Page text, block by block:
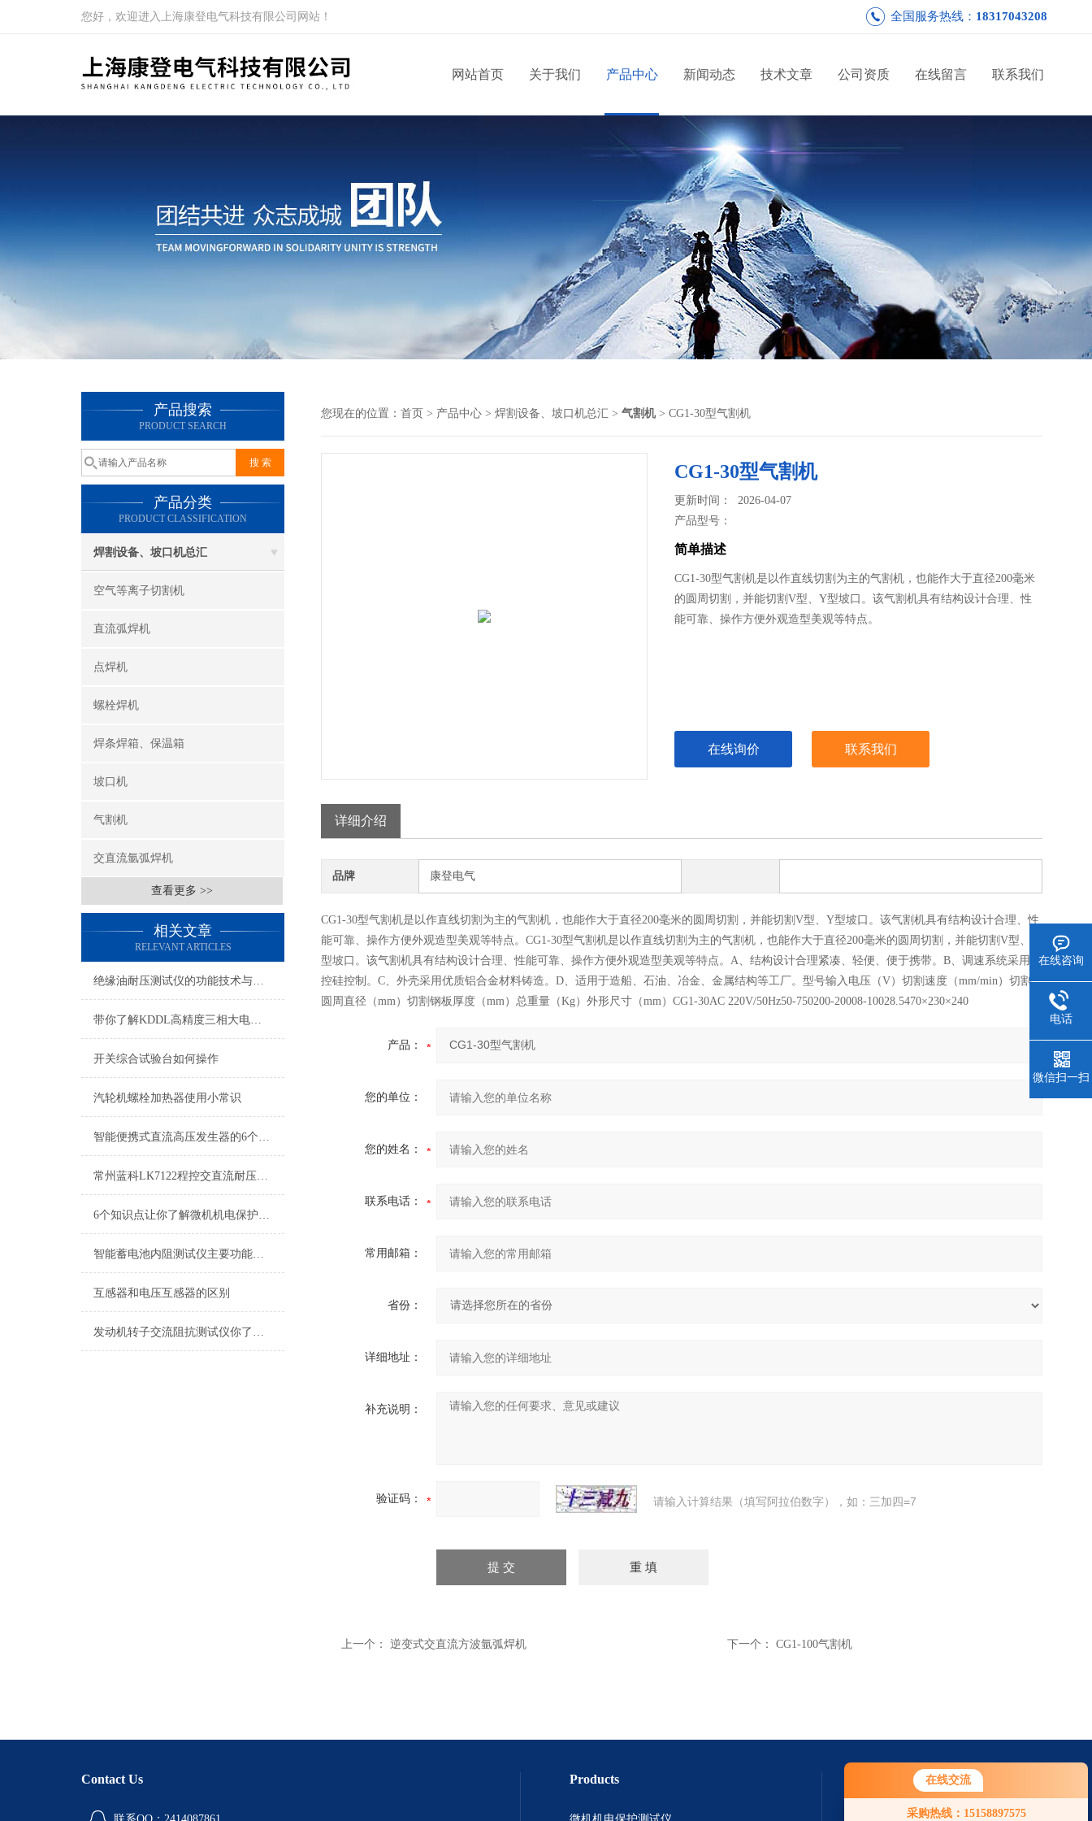
在线交流
采购热线：15158897575
您好，欢迎进入上海康登电气科技有限公司网站！ 全国服务热线： 18317043208
网站首页 关于我们 产品中心 新闻动态 技术文章 公司资质 在线留言 联系我们
产品搜索
PRODUCT SEARCH
产品分类
PRODUCT CLASSIFICATION
焊割设备、坡口机总汇
空气等离子切割机
直流弧焊机
点焊机
螺栓焊机
焊条焊箱、保温箱
坡口机
气割机
交直流氩弧焊机
查看更多 >>
相关文章
RELEVANT ARTICLES
绝缘油耐压测试仪的功能技术与测值说明
带你了解KDDL高精度三相大电流发生器
开关综合试验台如何操作
汽轮机螺栓加热器使用小常识
智能便携式直流高压发生器的6个使用注意事项
常州蓝科LK7122程控交直流耐压绝缘测试仪特点：
6个知识点让你了解微机机电保护测试仪的设备特性
智能蓄电池内阻测试仪主要功能及特点
互感器和电压互感器的区别
发动机转子交流阻抗测试仪你了解吗？
您现在的位置： 首页 > 产品中心 > 焊割设备、坡口机总汇 > 气割机> CG1-30型气割机
CG1-30型气割机
更新时间： 2026-04-07
产品型号：
简单描述
CG1-30型气割机是以作直线切割为主的气割机，也能作大于直径200毫米
的圆周切割，并能切割V型、Y型坡口。该气割机具有结构设计合理、性
能可靠、操作方便外观造型美观等特点。
在线询价 联系我们
详细介绍
品牌 康登电气
CG1-30型气割机是以作直线切割为主的气割机，也能作大于直径200毫米的圆周切割，并能切割V型、Y型坡口。该气割机具有结构设计合理、性
能可靠、操作方便外观造型美观等特点。CG1-30型气割机是以作直线切割为主的气割机，也能作大于直径200毫米的圆周切割，并能切割V型、Y
型坡口。该气割机具有结构设计合理、性能可靠、操作方便外观造型美观等特点。A、结构设计合理紧凑、轻便、便于携带。B、调速系统采用可
控硅控制。C、外壳采用优质铝合金材料铸造。D、适用于造船、石油、冶金、金属结构等工厂。型号输入电压（V）切割速度（mm/min）切割
圆周直径（mm）切割钢板厚度（mm）总重量（Kg）外形尺寸（mm）CG1-30AC 220V/50Hz50-750200-20008-10028.5470×230×240
产品：
您的单位：
您的姓名：
联系电话：
常用邮箱：
省份：
详细地址：
补充说明：
验证码： 请输入计算结果（填写阿拉伯数字），如：三加四=7
上一个： 逆变式交直流方波氩弧焊机 下一个： CG1-100气割机
Contact Us Products
在线咨询
电话
微信扫一扫